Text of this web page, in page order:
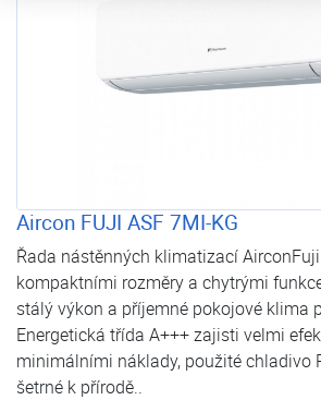
Aircon FUJI ASF 7MI-KG
Řada nástěnných klimatizací
kompaktními rozměry a chytrými
stálý výkon a příjemné pokojové klima
Energetická třída A+++ zajisti velmi
minimálními náklady, použité chladivo
šetrné k přírodě..